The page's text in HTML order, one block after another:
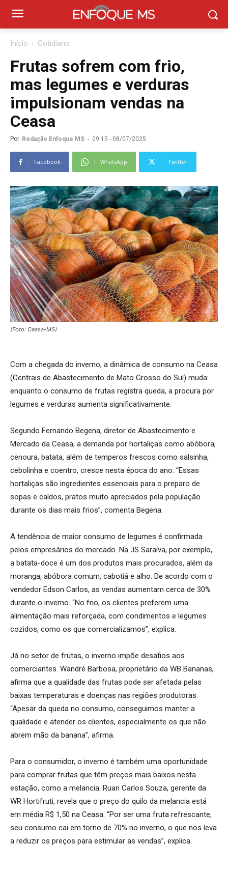
Início Cotidiano
Frutas sofrem com frio,
mas legumes e verduras
impulsionam vendas na
Ceasa
Por Redação Enfoque MS - 09:15 - 08/07/2025
Facebook WhatsApp Twitter
(Foto: Ceasa-MS)
Com a chegada do inverno, a dinâmica de consumo na Ceasa
(Centrais de Abastecimento de Mato Grosso do Sul) muda:
enquanto o consumo de frutas registra queda, a procura por
legumes e verduras aumenta significativamente.
Segundo Fernando Begena, diretor de Abastecimento e
Mercado da Ceasa, a demanda por hortaliças como abóbora,
cenoura, batata, além de temperos frescos como salsinha,
cebolinha e coentro, cresce nesta época do ano. “Essas
hortaliças são ingredientes essenciais para o preparo de
sopas e caldos, pratos muito apreciados pela população
durante os dias mais frios”, comenta Begena.
A tendência de maior consumo de legumes é confirmada
pelos empresários do mercado. Na JS Saraíva, por exemplo,
a batata-doce é um dos produtos mais procurados, além da
moranga, abóbora comum, cabotiá e alho. De acordo com o
vendedor Edson Carlos, as vendas aumentam cerca de 30%
durante o inverno. “No frio, os clientes preferem uma
alimentação mais reforçada, com condimentos e legumes
cozidos, como os que comercializamos”, explica.
Já no setor de frutas, o inverno impõe desafios aos
comerciantes. Wandré Barbosa, proprietário da WB Bananas,
afirma que a qualidade das frutas pode ser afetada pelas
baixas temperaturas e doenças nas regiões produtoras.
“Apesar da queda no consumo, conseguimos manter a
qualidade e atender os clientes, especialmente os que não
abrem mão da banana”, afirma.
Para o consumidor, o inverno é também uma oportunidade
para comprar frutas que têm preços mais baixos nesta
estação, como a melancia. Ruan Carlos Souza, gerente da
WR Hortifruti, revela que o preço do quilo da melancia está
em média R$ 1,50 na Ceasa. “Por ser uma fruta refrescante,
seu consumo cai em torno de 70% no inverno, o que nos leva
a reduzir os preços para estimular as vendas”, explica.